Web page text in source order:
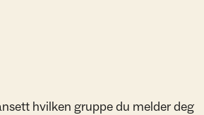
hvilken gruppe du melder deg